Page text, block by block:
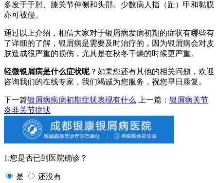
多发于于肘、膝关节伸侧和头部。少数病人指（趾）甲和黏膜
亦可被侵。
通过以上介绍，相信大家对于银屑病发病初期的症状有哪些有
了详细的了解，银屑病是需要及时治疗的，因为银屑病会对皮
肤造成很严重的损伤，尤其是在秋冬干燥的时候更严重。
轻微银屑病是什么症状呢？如果您还有其他的相关问题，欢迎
咨询我们的在线专家，我们竭诚为您服务，祝您早日康复。
下一篇银屑病疾病初期症状表现有什么 上一篇： 银屑病关节
炎非关节症状
1.您是否已到医院确诊？
是 还没有